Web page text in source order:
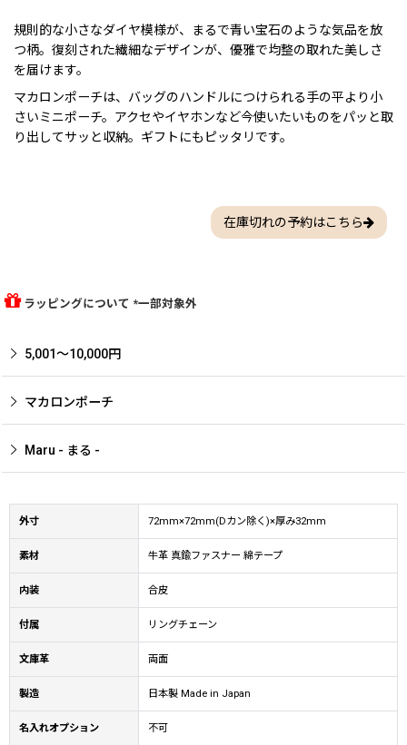
規則的な小さなダイヤ模様が、まるで青い宝石のような気品を放
つ柄。復刻された繊細なデザインが、優雅で均整の取れた美しさ
を届けます。
マカロンポーチは、バッグのハンドルにつけられる手の平より小
さいミニポーチ。アクセやイヤホンなど今使いたいものをパッと取
り出してサッと収納。ギフトにもピッタリです。
在庫切れの予約はこちら
ラッピングについて *一部対象外
5,001〜10,000円
マカロンポーチ
Maru - まる -
外寸 72mm×72mm(Dカン除く)×厚み32mm
素材 牛革 真鍮ファスナー 綿テープ
内装 合皮
付属 リングチェーン
文庫革 両面
製造 日本製 Made in Japan
名入れオプション 不可